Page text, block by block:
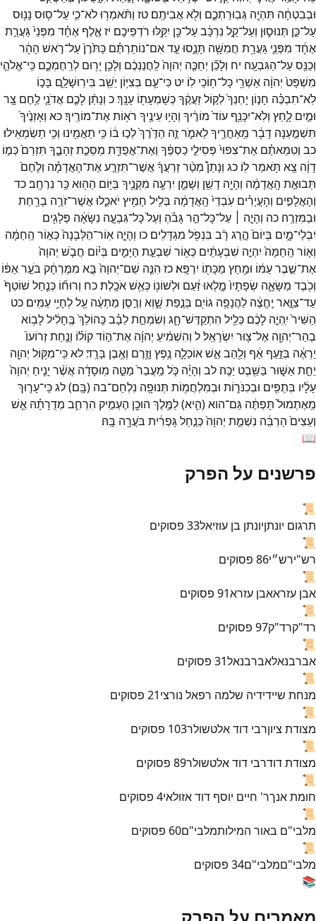
וּבְבִטְחָ֔ה תִּהְיֶ֖ה גְּבֽוּרַתְכֶ֑ם וְלֹ֖אאֲבִיתֶֽם׃ טז וַתֹּ֨אמְר֥וּלֹא־כִ֛י עַל־ס֥וּס נָנ֖וּס
עַל־כֵּ֣ן תְּנוּס֑וּן וְעַל־קַ֣ל נִרְכָּ֔בעַל־כֵּ֖ן יִקַּ֥לּוּ רֹדְפֵיכֶֽם׃ יזאֶ֣לֶף אֶחָ֗ד מִפְּנֵי֙גַּעֲרַ֣ת
אֶחָ֔ד מִפְּנֵ֛י גַּעֲרַ֥ת חֲמִשָּׁ֖ה תָּנֻ֑סוּעַ֣דאִם־נוֹתַרְתֶּ֗ם כַּתֹּ֙רֶן֙עַל־רֹ֣אשׁ הָהָ֔ר
וְכַנֵּ֖סעַל־הַגִּבְעָֽה׃ יח וְלָכֵ֞ן יְחַכֶּ֤ה יְהוָה֙לַֽחֲנַנְכֶ֔ם וְלָכֵ֥ן יָר֖וּם לְרַֽחֶמְכֶ֑ם כִּֽי־אֱלֹהֵ֤י
מִשְׁפָּט֙ יְהוָ֔ה אַשְׁרֵ֖י כָּל־ח֥וֹכֵי לֽוֹ׃ יט כִּי־עַ֛ם בְּצִיּ֥וֹן יֵשֵׁ֖ב בִּירֽוּשָׁלִָ֑ם בָּכ֣וֹ
לֹֽא־תִבְכֶּ֗ה חָנ֤וֹן יָחְנְךָ֙לְק֣וֹלזַעֲקֶ֔ךָכְּשָׁמְעָת֖וֹ עָנָֽךְ׃כ וְנָתַ֨ן לָכֶ֧ם אֲדֹנָ֛י לֶ֥חֶם צָ֖ר
וּמַ֣יִם לָ֑חַץ וְלֹֽא־יִכָּנֵ֥ף עוֹד֙ מוֹרֶ֔יךָ וְהָי֥וּעֵינֶ֖יךָ רֹא֥וֹתאֶת־מוֹרֶֽיךָ׃כא וְאָזְנֶ֙יךָ֙
תִּשְׁמַ֣עְנָה דָבָ֔ר מֵֽאַחֲרֶ֖יךָלֵאמֹ֑רזֶ֤ה הַדֶּ֙רֶךְ֙לְכ֣וּ ב֔וֹ כִּ֥י תַאֲמִ֖ינוּ וְכִ֥י תַשְׂמְאִֽילוּ׃
כב וְטִמֵּאתֶ֗ם אֶת־צִפּוּי֙ פְּסִילֵ֣י כַסְפֶּ֔ךָ וְאֶת־אֲפֻדַּ֖ת מַסֵּכַ֣תזְהָבֶ֑ךָ תִּזְרֵם֙כְּמ֣וֹ
דָוָ֔ה צֵ֖א תֹּ֥אמַרלֽוֹ׃ כג וְנָתַן֩ מְטַ֨רזַרְעֲךָ֜אֲשֶׁר־תִּזְרַ֣עאֶת־הָאֲדָמָ֗ה וְלֶ֙חֶם֙
תְּבוּאַ֣ת הָֽאֲדָמָ֔ה וְהָיָ֥ה דָשֵׁ֖ן וְשָׁמֵ֑ן יִרְעֶ֥ה מִקְנֶ֛יךָ בַּיּ֥וֹם הַה֖וּאכַּ֥ר נִרְחָֽב׃כד
וְהָאֲלָפִ֣ים וְהָעֲיָרִ֗ים עֹֽבְדֵי֙ הָֽאֲדָמָ֔ה בְּלִ֥יל חָמִ֖יץ יֹאכֵ֑לוּאֲשֶׁר־זֹרֶ֥ה בָרַ֖חַת
וּבַמִּזְרֶֽה׃ כה וְהָיָ֣ה ׀ עַל־כָּל־הַ֣רגָּבֹ֗הַ וְעַל֙כָּל־גִּבְעָ֣ה נִשָּׂאָ֔ה פְּלָגִ֖ים
יִבְלֵי־מָ֑יִם בְּיוֹם֙ הֶ֣רֶג רָ֔ב בִּנְפֹ֖ל מִגְדָּלִֽים׃ כו וְהָיָ֤ה אֽוֹר־הַלְּבָנָה֙כְּא֣וֹר הַֽחַמָּ֔ה
וְא֤וֹר הַֽחַמָּה֙ יִהְיֶ֣ה שִׁבְעָתַ֔יִם כְּא֖וֹר שִׁבְעַ֣ת הַיָּמִ֑ים בְּי֗וֹם חֲבֹ֤שׁ יְהוָה֙
אֶת־שֶׁ֣בֶרעַמּ֔וֹ וּמַ֥חַץ מַכָּת֖וֹ יִרְפָּֽא׃כז הִנֵּ֤ה שֵׁם־יְהוָה֙ בָּ֣א מִמֶּרְחָ֔ק בֹּעֵ֣ראַפּ֔וֹ
וְכֹ֖בֶד מַשָּׂאָ֑ה שְׂפָתָיו֙ מָ֣לְאוּזַ֔עַם וּלְשׁוֹנ֖וֹ כְּאֵ֥שׁאֹכָֽלֶת׃כח וְרוּח֞וֹ כְּנַ֤חַל שׁוֹטֵף֙
עַד־צַוָּ֣אר יֶֽחֱצֶ֔ה לַהֲנָפָ֥ה גוֹיִ֖ם בְּנָ֣פַת שָׁ֑וְא וְרֶ֣סֶן מַתְעֶ֔ה עַ֖ללְחָיֵ֥י עַמִּֽים׃ כט
הַשִּׁיר֙ יִֽהְיֶ֣ה לָכֶ֔ם כְּלֵ֖יל הִתְקַדֶּשׁ־חָ֑ג וְשִׂמְחַ֣תלֵבָ֗בכַּֽהוֹלֵךְ֙ בֶּֽחָלִ֔יללָב֥וֹא
בְהַר־יְהוָ֖ה אֶל־צ֥וּר יִשְׂרָאֵֽל׃ל וְהִשְׁמִ֨יעַ יְהוָ֜ה אֶת־ה֣וֹדקוֹל֗וֹ וְנַ֤חַתזְרוֹעוֹ֙
יַרְאֶ֔ה בְּזַ֣עַף אַ֔ף וְלַ֖הַבאֵ֣שׁאוֹכֵלָ֑ה נֶ֥פֶץ וָזֶ֖רֶם וְאֶ֥בֶן בָּרָֽד׃לאכִּֽי־מִקּ֥וֹל יְהוָ֖ה
יֵחַ֣תאַשּׁ֑וּר בַּשֵּׁ֖בֶט יַכֶּֽה׃ לב וְהָיָ֗ה כֹּ֤ל מַֽעֲבַר֙ מַטֵּ֣ה מֽוּסָדָ֔ה אֲשֶׁ֨ר יָנִ֤יחַ יְהוָה֙
עָלָ֔יו בְּתֻפִּ֖ים וּבְכִנֹּר֑וֹת וּבְמִלְחֲמ֥וֹת תְּנוּפָ֖ה נִלְחַם־בה (בָּֽם׃)לגכִּֽי־עָר֤וּךְ
מֵֽאֶתְמוּל֙ תָּפְתֶּ֔ה גַּם־הוא(הִ֛יא)לַמֶּ֥לֶךְ הוּכָ֖ן הֶעְמִ֣יק הִרְחִ֑ב מְדֻרָתָ֗הּ אֵ֤שׁ
וְעֵצִים֙ הַרְבֵּ֔ה נִשְׁמַ֤ת יְהוָה֙כְּנַ֣חַלגָּפְרִ֔ית בֹּעֲרָ֖ה בָּֽהּ׃
📖
פרשנים על הפרק
📜
תרגום יונתןיונתן בן עוזיאל33 פסוקים
📜
רש"ירש״י86 פסוקים
📜
אבן עזראאבן עזרא91 פסוקים
📜
רד"קרד"ק97 פסוקים
📜
אברבנאלאברבנאל31 פסוקים
📜
מנחת שיידידיה שלמה רפאל נורצי21 פסוקים
📜
מצודת ציוןרבי דוד אלטשולר103 פסוקים
📜
מצודת דודרבי דוד אלטשולר89 פסוקים
📜
חומת אנךר' חיים יוסף דוד אזולאי4 פסוקים
📜
מלבי"ם באור המילותמלבי"ם60 פסוקים
📜
מלבי"םמלבי"ם34 פסוקים
📚
מאמרים על הפרק